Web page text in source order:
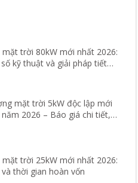
mặt trời 80kW mới nhất 2026:
kỹ thuật và giải pháp tiết
mặt trời 5kW độc lập mới
2026 – Báo giá chi tiết,
mặt trời 25kW mới nhất 2026:
thời gian hoàn vốn